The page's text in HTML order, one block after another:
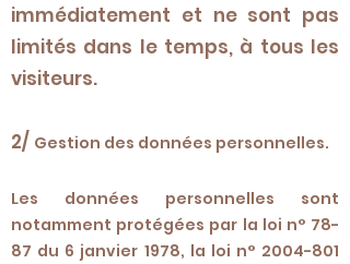
immédiatement et ne sont pas
limités dans le temps, à tous les
visiteurs.
2/ Gestion des données personnelles.
Les données personnelles sont
notamment protégées par la loi n° 78-
87 du 6 janvier 1978, la loi n° 2004-801